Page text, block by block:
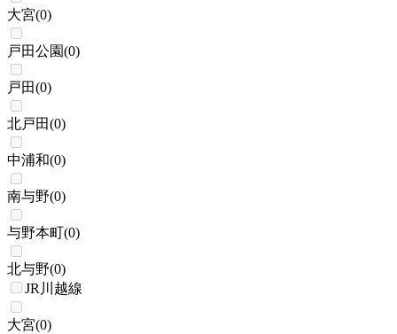
大宮(0)
戸田公園(0)
戸田(0)
北戸田(0)
中浦和(0)
南与野(0)
与野本町(0)
北与野(0)
JR川越線
大宮(0)